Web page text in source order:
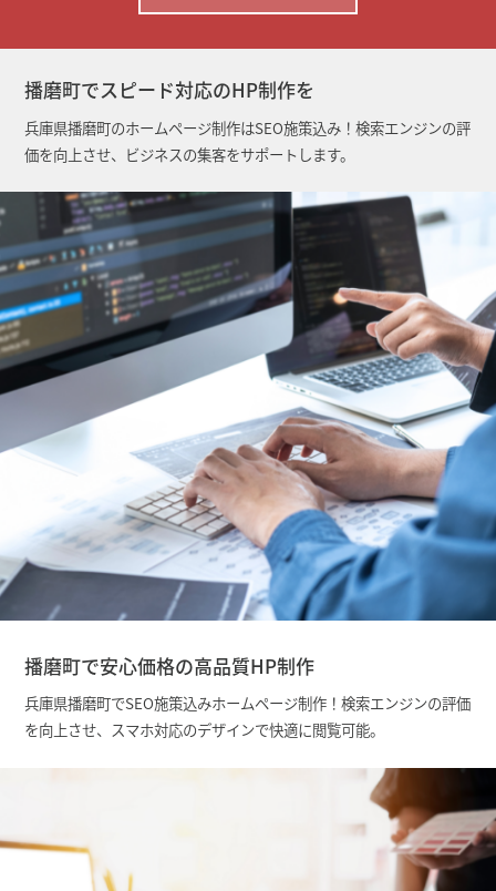
播磨町でスピード対応のHP制作を
兵庫県播磨町のホームページ制作はSEO施策込み！検索エンジンの評
価を向上させ、ビジネスの集客をサポートします。
播磨町で安心価格の高品質HP制作
兵庫県播磨町でSEO施策込みホームページ制作！検索エンジンの評価
を向上させ、スマホ対応のデザインで快適に閲覧可能。